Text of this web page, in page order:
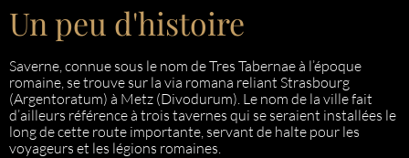
Un peu d'histoire
Saverne, connue sous le nom de Tres Tabernae à l’époque
romaine, se trouve sur la via romana reliant Strasbourg
(Argentoratum) à Metz (Divodurum). Le nom de la ville fait
d’ailleurs référence à trois tavernes qui se seraient installées le
long de cette route importante, servant de halte pour les
voyageurs et les légions romaines.